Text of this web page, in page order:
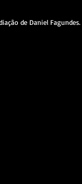
de Daniel Fagundes.